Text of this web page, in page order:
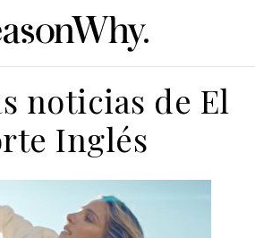
noticias de El
Inglés